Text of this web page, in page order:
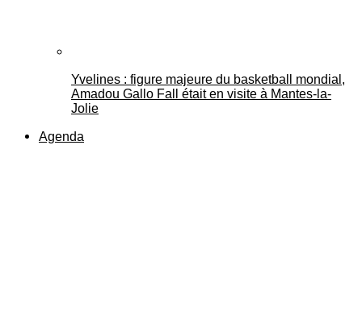
Yvelines : figure majeure du basketball mondial,
Amadou Gallo Fall était en visite à Mantes-la-
Jolie
Agenda